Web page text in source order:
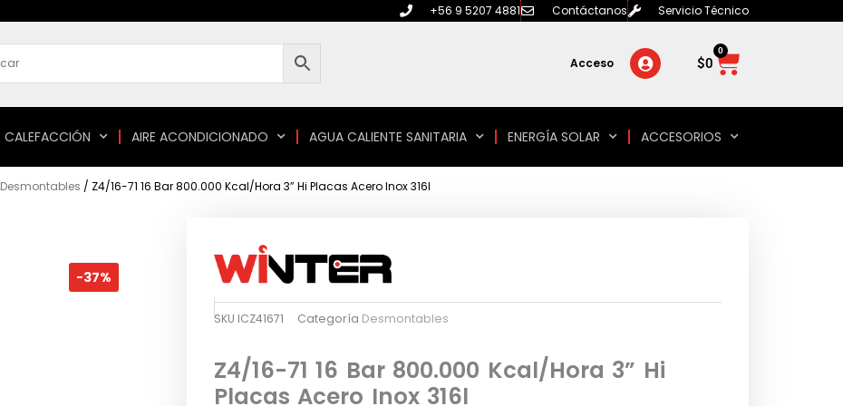
+56 9 5207 4881 Contáctanos Servicio Técnico
Acceso $0
0
Carrito
CALEFACCIÓN AIRE ACONDICIONADO AGUA CALIENTE SANITARIA ENERGÍA SOLAR ACCESORIOS
Desmontables / Z4/16-71 16 Bar 800.000 Kcal/Hora 3” Hi Placas Acero Inox 316l
-37%
SKU ICZ41671 Categoría Desmontables
Z4/16-71 16 Bar 800.000 Kcal/Hora 3” Hi
Placas Acero Inox 316l